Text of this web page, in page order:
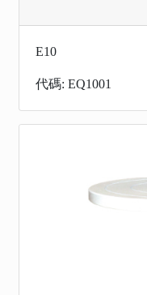
E10
代碼: EQ1001